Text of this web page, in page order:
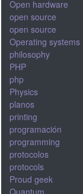
Open hardware
open source
open source
Operating systems
philosophy
PHP
php
Physics
planos
printing
programación
programming
protocolos
protocols
Proud geek